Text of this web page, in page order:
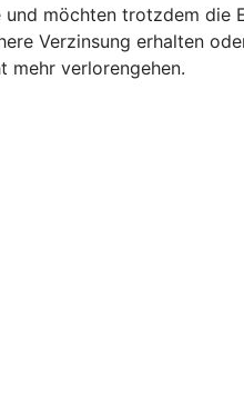
und möchten trotzdem
Verzinsung erhalten
mehr verlorengehen.